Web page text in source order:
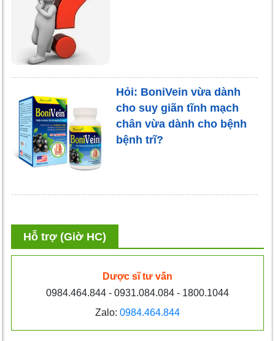
Hỏi: BoniVein vừa dành
cho suy giãn tĩnh mạch
chân vừa dành cho bệnh
bệnh trĩ?
Hỗ trợ (Giờ HC)
Dược sĩ tư vấn
0984.464.844 - 0931.084.084 - 1800.1044
Zalo: 0984.464.844